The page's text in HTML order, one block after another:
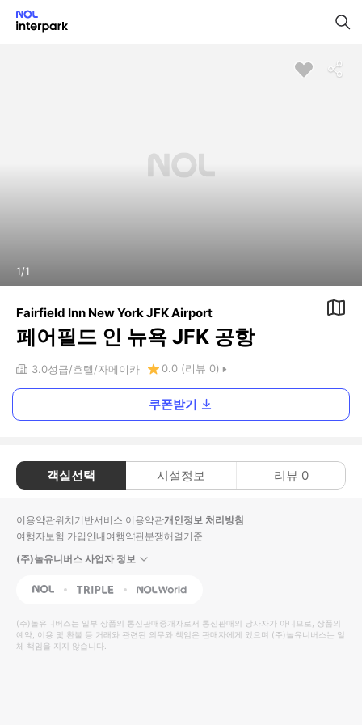
1/1
Fairfield Inn New York JFK Airport
페어필드 인 뉴욕 JFK 공항
3.0성급 호텔 자메이카 0.0 (리뷰 0)
쿠폰받기
객실선택 시설정보 리뷰 0
이용약관위치기반서비스 이용약관개인정보 처리방침
여행자보험 가입안내여행약관분쟁해결기준
(주)놀유니버스 사업자 정보
NOL Triple Interpark Global
(주)놀유니버스는 일부 상품의 통신판매중개자로서 통신판매의 당사자가 아니므로, 상품의
예약, 이용 및 환불 등 거래와 관련된 의무와 책임은 판매자에게 있으며 (주)놀유니버스는 일
체 책임을 지지 않습니다.